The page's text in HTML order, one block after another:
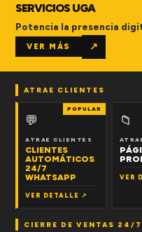
SERVICIOS UGA
Potencia la presencia
VER MÁS ↗
ATRAE CLIENTES
POPULAR
💬
ATRAE CLIENTES
CLIENTES
AUTOMÁTICOS
24/7
WHATSAPP
VER DETALLE ↗
📁
VER
CIERRE DE VENTAS 24/7